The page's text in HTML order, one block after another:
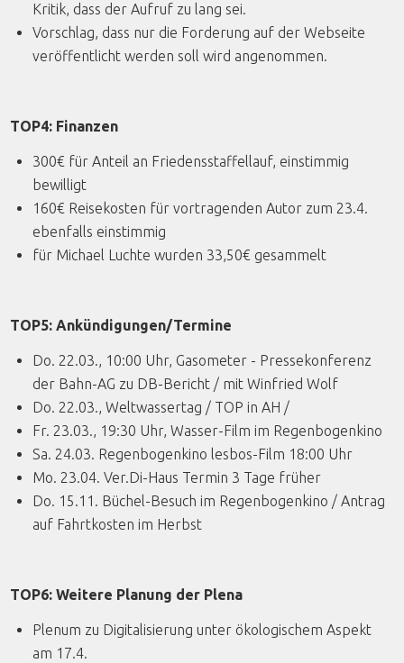
Kritik, dass der Aufruf zu lang sei.
Vorschlag, dass nur die Forderung auf der Webseite
veröffentlicht werden soll wird angenommen.
TOP4: Finanzen
300€ für Anteil an Friedensstaffellauf, einstimmig
bewilligt
160€ Reisekosten für vortragenden Autor zum 23.4.
ebenfalls einstimmig
für Michael Luchte wurden 33,50€ gesammelt
TOP5: Ankündigungen/Termine
Do. 22.03., 10:00 Uhr, Gasometer - Pressekonferenz
der Bahn-AG zu DB-Bericht / mit Winfried Wolf
Do. 22.03., Weltwassertag / TOP in AH /
Fr. 23.03., 19:30 Uhr, Wasser-Film im Regenbogenkino
Sa. 24.03. Regenbogenkino lesbos-Film 18:00 Uhr
Mo. 23.04. Ver.Di-Haus Termin 3 Tage früher
Do. 15.11. Büchel-Besuch im Regenbogenkino / Antrag
auf Fahrtkosten im Herbst
TOP6: Weitere Planung der Plena
Plenum zu Digitalisierung unter ökologischem Aspekt
am 17.4.